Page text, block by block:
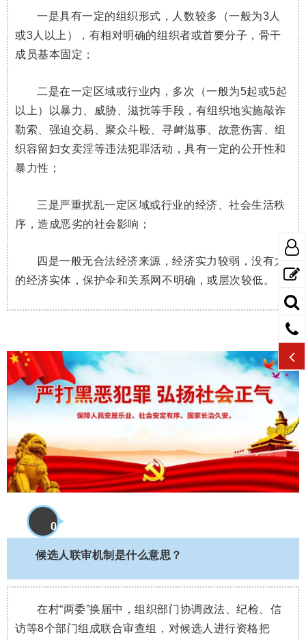
一是具有一定的组织形式，人数较多（一般为3人
或3人以上），有相对明确的组织者或首要分子，骨干
成员基本固定；
二是在一定区域或行业内，多次（一般为5起或5起
以上）以暴力、威胁、滋扰等手段，有组织地实施敲诈
勒索、强迫交易、聚众斗殴、寻衅滋事、故意伤害、组
织容留妇女卖淫等违法犯罪活动，具有一定的公开性和
暴力性；
三是严重扰乱一定区域或行业的经济、社会生活秩
序，造成恶劣的社会影响；
四是一般无合法经济来源，经济实力较弱，没有大
的经济实体，保护伞和关系网不明确，或层次较低。
0
9
候选人联审机制是什么意思？
在村“两委”换届中，组织部门协调政法、纪检、信
访等8个部门组成联合审查组，对候选人进行资格把